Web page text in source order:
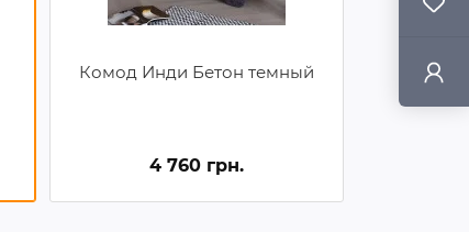
Комод Инди Бетон темный
4 760 грн.